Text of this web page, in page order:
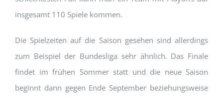
insgesamt 110 Spiele kommen.
Die Spielzeiten auf die Saison gesehen sind allerdings
zum Beispiel der Bundesliga sehr ähnlich. Das Finale
findet im frühen Sommer statt und die neue Saison
beginnt dann gegen Ende September beziehungsweise